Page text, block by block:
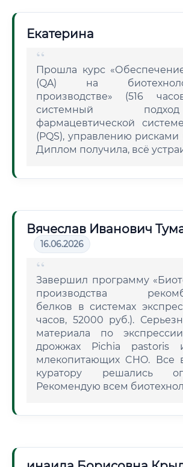
Екатерина
Прошла курс
(QA) на
производстве» (516
системный
фармацевтической
(PQS), управлению рисками
Диплом получила, всё
Вячеслав Иванович
16.06.2026
Завершил программу
производства
белков в системах
часов, 52000 руб.).
материала по
дрожжах Pichia pastoris
млекопитающих CHO. Все
куратору решались
Рекомендую всем